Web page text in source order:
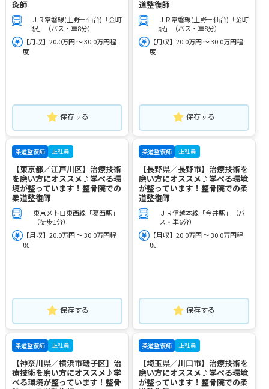
灸師
ＪＲ常磐線(上野－仙台)「金町
駅」（バス・車8分）
【月収】20.0万円 ～ 30.0万円程
度
保存する
道整復師
ＪＲ常磐線(上野－仙台)「金町
駅」（バス・車8分）
【月収】20.0万円 ～ 30.0万円程
度
保存する
柔道整復師 正社員
【東京都／江戸川区】治療技術
を磨い方にオススメ♪学べる環
境が整っています！整骨院での
柔道整復師
東京メトロ東西線「葛西駅」
（徒歩1分）
【月収】20.0万円 ～ 30.0万円程
度
保存する
柔道整復師 正社員
【長野県／長野市】治療技術を
磨い方にオススメ♪学べる環境
が整っています！整骨院での柔
道整復師
ＪＲ信越本線「今井駅」（バ
ス・車6分）
【月収】20.0万円 ～ 30.0万円程
度
保存する
柔道整復師 正社員
【神奈川県／横浜市磯子区】治
療技術を磨い方にオススメ♪学
べる環境が整っています！整骨
柔道整復師 正社員
【埼玉県／川口市】治療技術を
磨い方にオススメ♪学べる環境
が整っています！整骨院での柔